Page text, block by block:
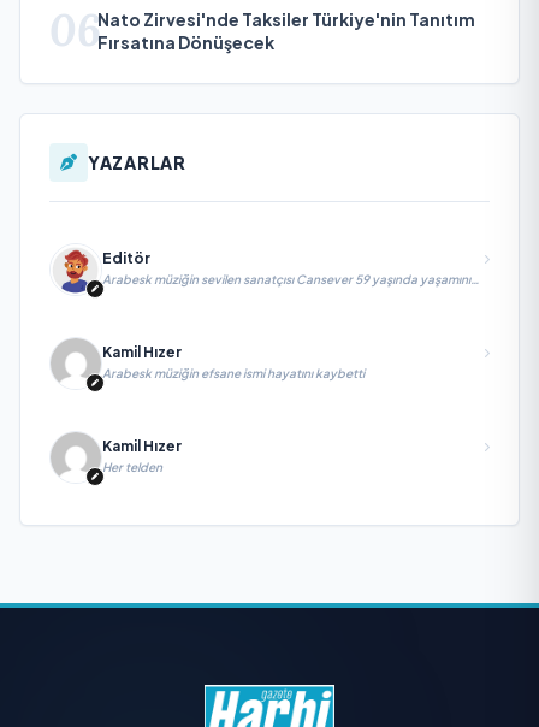
06Nato Zirvesi'nde Taksiler Türkiye'nin Tanıtım
Fırsatına Dönüşecek
YAZARLAR
Editör
Arabesk müziğin sevilen sanatçısı Cansever 59 yaşında yaşamını
Kamil Hızer
Arabesk müziğin efsane ismi hayatını kaybetti
Kamil Hızer
Her telden